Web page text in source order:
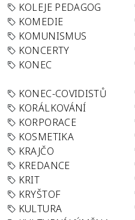
KOLEJE PEDAGOG
KOMEDIE
KOMUNISMUS
KONCERTY
KONEC
KONEC-COVIDISTŮ
KORÁLKOVÁNÍ
KORPORACE
KOSMETIKA
KRAJČO
KREDANCE
KRIT
KRYŠTOF
KULTURA